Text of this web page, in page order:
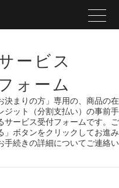
ービス
ォーム
決まりの方」専用の、商品の在
ジット（分割支払い）の事前手
サービス受付フォームです。ご
」ボタンをクリックしてお進み
手続きの詳細についてご連絡い